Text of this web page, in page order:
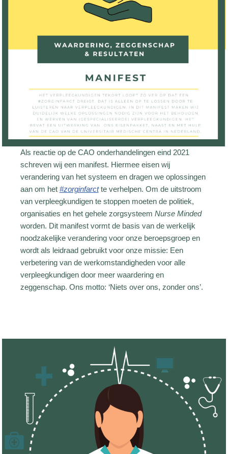
Als reactie op de CAO onderhandelingen eind 2021
schreven wij een manifest. Hiermee eisen wij
verandering van het systeem en dragen we oplossingen
aan om het #zorginfarctte verhelpen. Om de uitstroom
van verpleegkundigen te stoppen moeten de politiek,
organisaties en het gehele zorgsysteem Nurse Minded
worden. Dit manifest vormt de basis van de werkelijk
noodzakelijke verandering voor onze beroepsgroep en
wordt als leidraad gebruikt voor onze missie: Een
verbetering van de werkomstandigheden voor alle
verpleegkundigen door meer waardering en
zeggenschap. Ons motto: ‘Niets over ons, zonder ons’.